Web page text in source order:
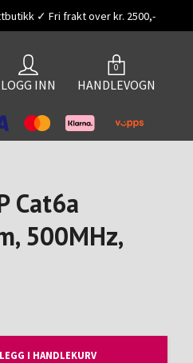
✓ Fri frakt over kr. 2500,-
LOGG INN
0
HANDLEVOGN
Cat6a
500MHz,
LEGG I HANDLEKURV